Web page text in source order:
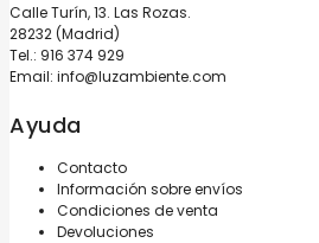
Calle Turín, 13. Las Rozas.
28232 (Madrid)
Tel.: 916 374 929
Email: info@luzambiente.com
Ayuda
Contacto
Información sobre envíos
Condiciones de venta
Devoluciones